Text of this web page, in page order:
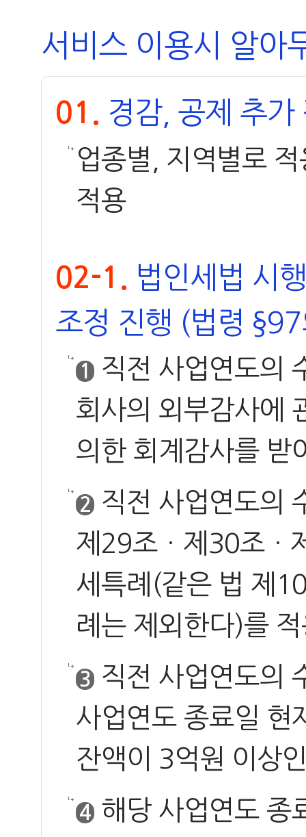
서비스 이용시 알아
01. 경감, 공제 추가
업종별, 지역별로
적용
02-1. 법인세법 시
조정 진행 (법령
1
직전 사업연도의
회사의 외부감사에
의한 회계감사를 받
2
직전 사업연도의
제29조ㆍ제30조ㆍ
세특례(같은 법 제
례는 제외한다)를
3
직전 사업연도의
사업연도 종료일 현
잔액이 3억원 이상
4 해당 사업연도 종